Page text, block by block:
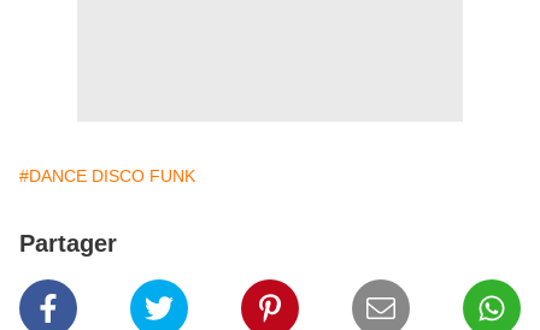
#DANCE DISCO FUNK
Partager